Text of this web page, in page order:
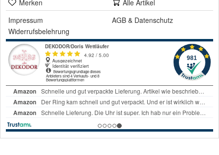
Merken
Alle Artikel
Impressum
AGB & Datenschutz
Widerrufsbelehrung